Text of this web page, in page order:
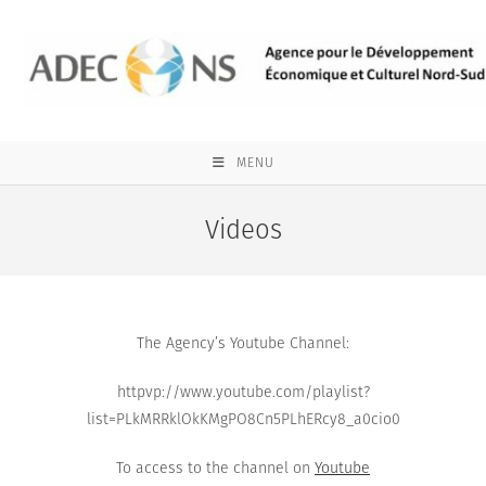
content
MENU
Videos
The Agency’s Youtube Channel:
httpvp://www.youtube.com/playlist?
list=PLkMRRklOkKMgPO8Cn5PLhERcy8_a0cio0
To access to the channel on Youtube